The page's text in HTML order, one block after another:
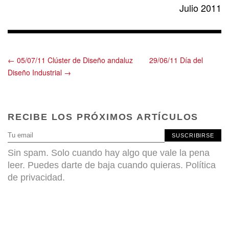
Julio 2011
← 05/07/11 Clúster de Diseño andaluz
29/06/11 Día del
Diseño Industrial →
RECIBE LOS PRÓXIMOS ARTÍCULOS
SUSCRIBIRSE
Sin spam. Solo cuando hay algo que vale la pena
leer. Puedes darte de baja cuando quieras. Política
de privacidad.